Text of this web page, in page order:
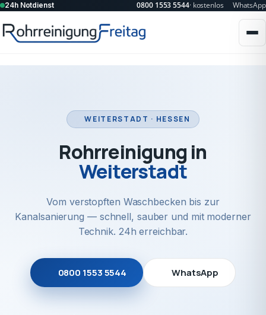
24h Notdienst 0800 1553 5544· kostenlos WhatsApp
WEITERSTADT · HESSEN
Rohrreinigung in
Weiterstadt
Vom verstopften Waschbecken bis zur
Kanalsanierung — schnell, sauber und mit moderner
Technik. 24h erreichbar.
0800 1553 5544 WhatsApp